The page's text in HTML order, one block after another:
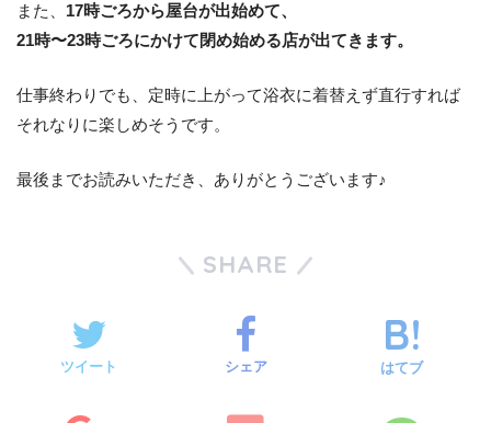
また、 17時ごろから屋台が出始めて、
21時〜23時ごろにかけて閉め始める店が出てきます。
仕事終わりでも、定時に上がって浴衣に着替えず直行すれば
それなりに楽しめそうです。
最後までお読みいただき、ありがとうございます♪
SHARE
ツイート シェア はてブ